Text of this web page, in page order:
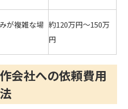
が複雑な場 約120万円～150万
円
会社への依頼費用